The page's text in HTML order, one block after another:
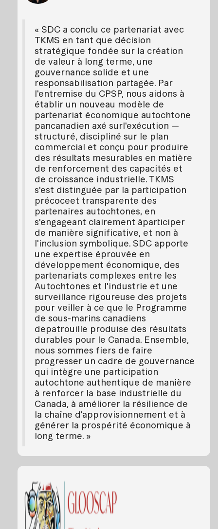
« SDC a conclu ce partenariat avec
TKMS en tant que décision
stratégique fondée sur la création
de valeur à long terme, une
gouvernance solide et une
responsabilisation partagée. Par
l'entremise du CPSP, nous aidons à
établir un nouveau modèle de
partenariat économique autochtone
pancanadien axé surl'exécution —
structuré, discipliné sur le plan
commercial et conçu pour produire
des résultats mesurables en matière
de renforcement des capacités et
de croissance industrielle. TKMS
s'est distinguée par la participation
précoceet transparente des
partenaires autochtones, en
s'engageant clairement àparticiper
de manière significative, et non à
l'inclusion symbolique. SDC apporte
une expertise éprouvée en
développement économique, des
partenariats complexes entre les
Autochtones et l'industrie et une
surveillance rigoureuse des projets
pour veiller à ce que le Programme
de sous-marins canadiens
depatrouille produise des résultats
durables pour le Canada. Ensemble,
nous sommes fiers de faire
progresser un cadre de gouvernance
qui intègre une participation
autochtone authentique de manière
à renforcer la base industrielle du
Canada, à améliorer la résilience de
la chaîne d'approvisionnement et à
générer la prospérité économique à
long terme. »